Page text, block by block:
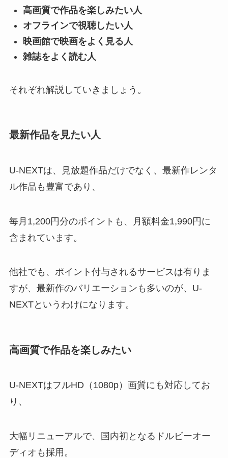
高画質で作品を楽しみたい人
オフラインで視聴したい人
映画館で映画をよく見る人
雑誌をよく読む人
それぞれ解説していきましょう。
最新作品を見たい人
U-NEXTは、見放題作品だけでなく、最新作レンタ
ル作品も豊富であり、
毎月1,200円分のポイントも、月額料金1,990円に
含まれています。
他社でも、ポイント付与されるサービスは有りま
すが、最新作のバリエーションも多いのが、U-
NEXTというわけになります。
高画質で作品を楽しみたい
U-NEXTはフルHD（1080p）画質にも対応してお
り、
大幅リニューアルで、国内初となるドルビーオー
ディオも採用。